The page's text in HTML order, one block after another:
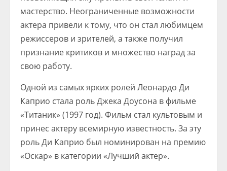
мастерство. Неограниченные возможности
актера привели к тому, что он стал любимцем
режиссеров и зрителей, а также получил
признание критиков и множество наград за
свою работу.
Одной из самых ярких ролей Леонардо Ди
Каприо стала роль Джека Доусона в фильме
«Титаник» (1997 год). Фильм стал культовым и
принес актеру всемирную известность. За эту
роль Ди Каприо был номинирован на премию
«Оскар» в категории «Лучший актер».